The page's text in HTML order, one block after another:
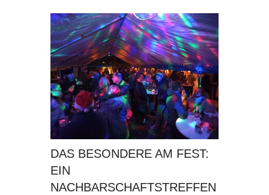
DAS BESONDERE AM FEST:
EIN
NACHBARSCHAFTSTREFFEN